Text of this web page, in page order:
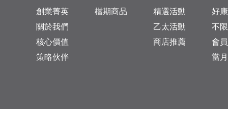
創業菁英
關於我們
核心價值
策略伙伴
檔期商品
精選活動
乙太活動
商店推薦
好
不
會
當